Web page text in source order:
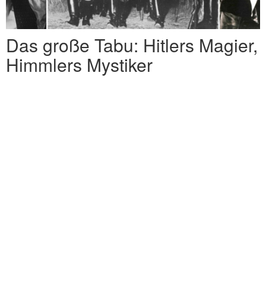
Das große Tabu: Hitlers Magier,
Himmlers Mystiker